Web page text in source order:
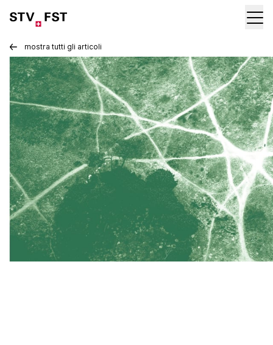
mostra tutti gli articoli